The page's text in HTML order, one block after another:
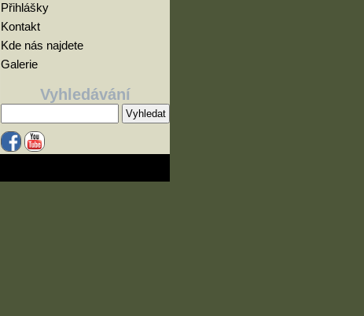
Přihlášky
Kontakt
Kde nás najdete
Galerie
Vyhledávání